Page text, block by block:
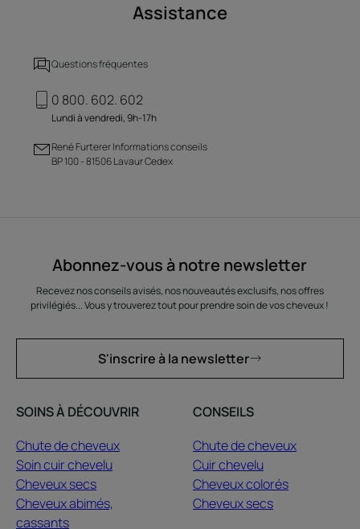
Assistance
Questions fréquentes
0 800. 602. 602
Lundi à vendredi, 9h-17h
René Furterer Informations conseils
BP 100 - 81506 Lavaur Cedex
Abonnez-vous à notre newsletter
Recevez nos conseils avisés, nos nouveautés exclusifs, nos offres
privilégiés... Vous y trouverez tout pour prendre soin de vos cheveux !
S'inscrire à la newsletter
SOINS À DÉCOUVRIR
Chute de cheveux
Soin cuir chevelu
Cheveux secs
Cheveux abimés,
cassants
CONSEILS
Chute de cheveux
Cuir chevelu
Cheveux colorés
Cheveux secs